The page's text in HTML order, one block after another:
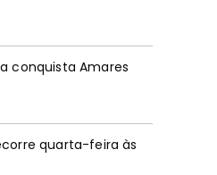
conquista Amares
quarta-feira às